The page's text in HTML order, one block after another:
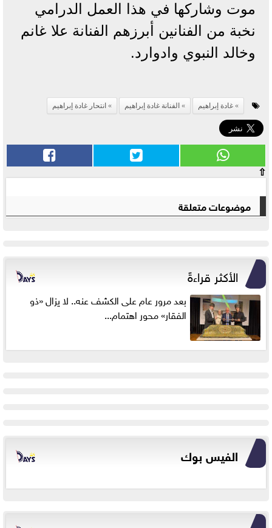
موت وشاركها في هذا العمل الدرامي
نخبة من الفنانين أبرزهم الفنانة علا غانم
وخالد النبوي وادوارد.
غادة إبراهيم الفنانة غادة إبراهيم انتحار غادة إبراهيم
⇧
موضوعات متعلقة
الأكثر قراءةً
بعد مرور عام على الكشف عنه.. لا يزال «ذو
الفقار» محور اهتمام...
الفيس بوك